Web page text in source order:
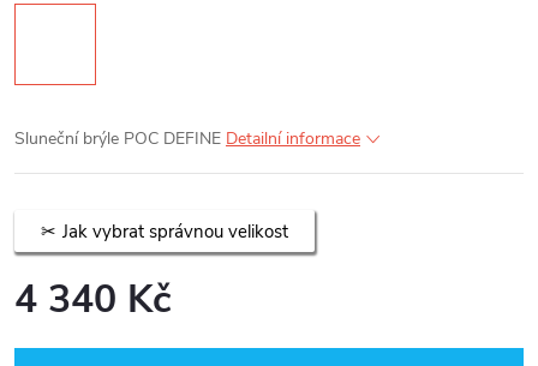
Sluneční brýle POC DEFINE Detailní informace
Jak vybrat správnou velikost
4 340 Kč